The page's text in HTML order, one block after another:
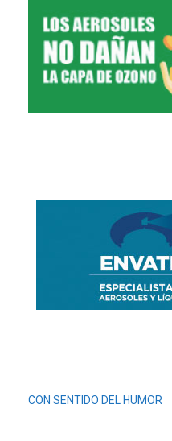
CON SENTIDO DEL HUMOR